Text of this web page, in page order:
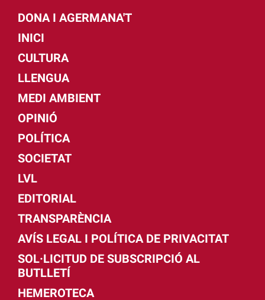
DONA I AGERMANA'T
INICI
CULTURA
LLENGUA
MEDI AMBIENT
OPINIÓ
POLÍTICA
SOCIETAT
LVL
EDITORIAL
TRANSPARÈNCIA
AVÍS LEGAL I POLÍTICA DE PRIVACITAT
SOL·LICITUD DE SUBSCRIPCIÓ AL
BUTLLETÍ
HEMEROTECA